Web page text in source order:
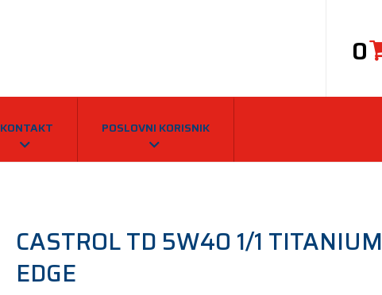
0
KONTAKT POSLOVNI KORISNIK
CASTROL TD 5W40 1/1 TITANIUM
EDGE